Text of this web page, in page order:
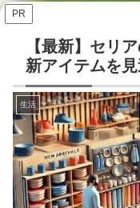
PR
【最新】セリ
新アイテムを
生活